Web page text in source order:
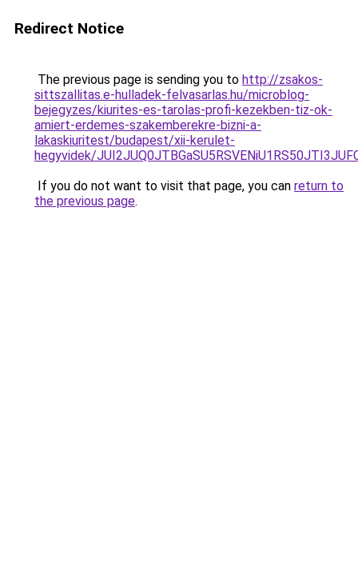
Redirect Notice
The previous page is sending you to http://zsakos-
sittszallitas.e-hulladek-felvasarlas.hu/microblog-
bejegyzes/kiurites-es-tarolas-profi-kezekben-tiz-ok-
amiert-erdemes-szakemberekre-bizni-a-
lakaskiuritest/budapest/xii-kerulet-
hegyvidek/
If you do not want to visit that page, you can return to
the previous page.